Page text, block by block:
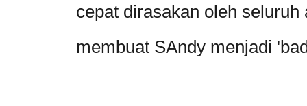
cepat dirasakan oleh
membuat SAndy menjadi